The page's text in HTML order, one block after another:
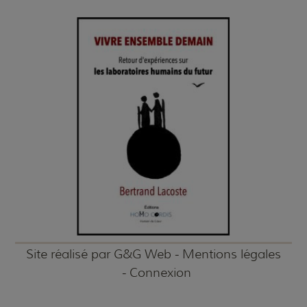
Site réalisé par G&G Web - Mentions légales
- Connexion